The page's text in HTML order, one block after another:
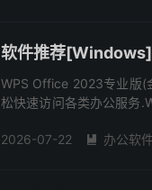
软件推荐
WPS Office 2023专业版(
松快速访问各类办公服务
2026-07-22
 办公软件